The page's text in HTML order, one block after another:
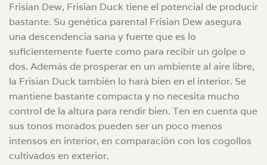
Frisian Dew, Frisian Duck tiene el potencial de producir
bastante. Su genética parental Frisian Dew asegura
una descendencia sana y fuerte que es lo
suficientemente fuerte como para recibir un golpe o
dos. Además de prosperar en un ambiente al aire libre,
la Frisian Duck también lo hará bien en el interior. Se
mantiene bastante compacta y no necesita mucho
control de la altura para rendir bien. Ten en cuenta que
sus tonos morados pueden ser un poco menos
intensos en interior, en comparación con los cogollos
cultivados en exterior.